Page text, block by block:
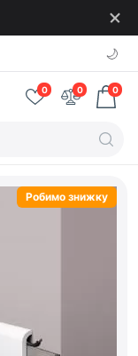
🌙
0 0 0
Робимо знижку